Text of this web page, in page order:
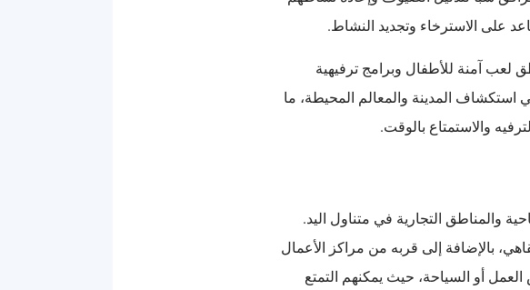
على الاسترخاء وتجديد النشاط.
لعب آمنة للأطفال وبرامج ترفيهية
استكشاف المدينة والمعالم المحيطة، ما
والاستمتاع بالوقت.
والمناطق التجارية في متناول اليد.
بالإضافة إلى قربه من مراكز الأعمال
العمل أو السياحة، حيث يمكنهم التمتع